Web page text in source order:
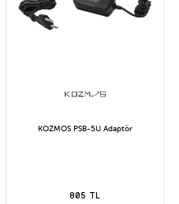
KOZMOS PSB-5U Adaptör
805 TL